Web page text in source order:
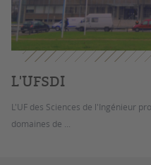
L'UFSDI
L'UF des Sciences de l'Ingénieur
domaines de ...